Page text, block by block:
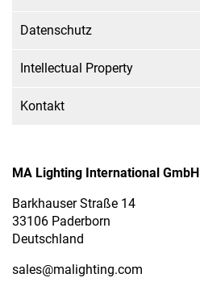
Datenschutz
Intellectual Property
Kontakt
MA Lighting International GmbH
Barkhauser Straße 14
33106 Paderborn
Deutschland
sales@malighting.com